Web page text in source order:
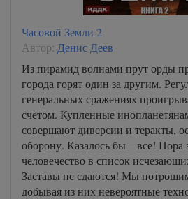
Часовой Земли 2
Автор: Денис Деев
Из пирамид волнами прут орды
города горят один за другим.
генеральных сражениях
счетом. Купленные
совершают диверсии и теракты,
оборону. Казалось бы – все! Пора
человечество в список
Заставы не сдаются! Мы
добывая из них невероятные